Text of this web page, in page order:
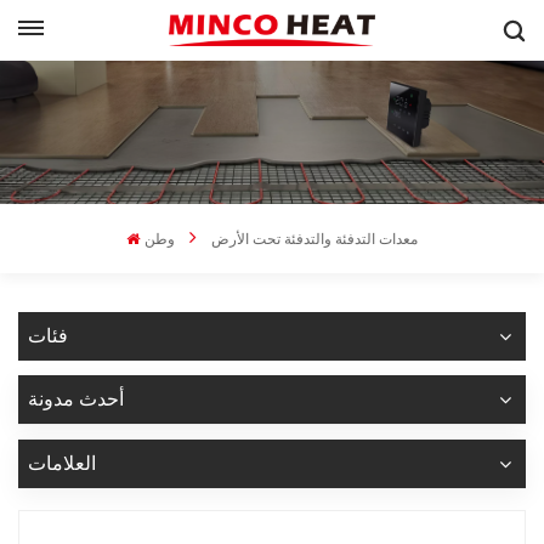
وطن معدات التدفئة والتدفئة تحت الأرض
فئات
أحدث مدونة
العلامات